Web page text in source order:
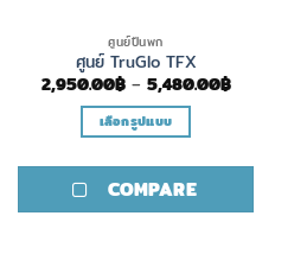
ศูนย์ปืนพก
ศูนย์ TruGlo TFX
2,950.00฿ – 5,480.00฿Price
range:
เลือกรูปแบบ
product
has
COMPARE